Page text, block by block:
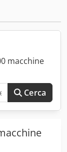
macchine
Cerca